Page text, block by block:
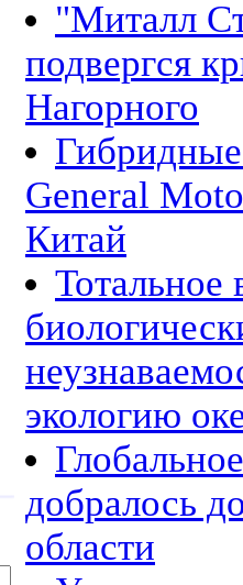
"Миталл
подвергся
Нагорного
General
Китай
экологию
добралось
области